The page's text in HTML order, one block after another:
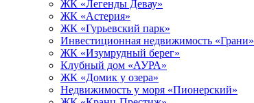
ЖК «Легенды Девау»
ЖК «Астерия»
ЖК «Гурьевский парк»
Инвестиционная недвижимость «Грани»
ЖК «Изумрудный берег»
Клубный дом «АУРА»
ЖК «Домик у озера»
Недвижимость у моря «Пионерский»